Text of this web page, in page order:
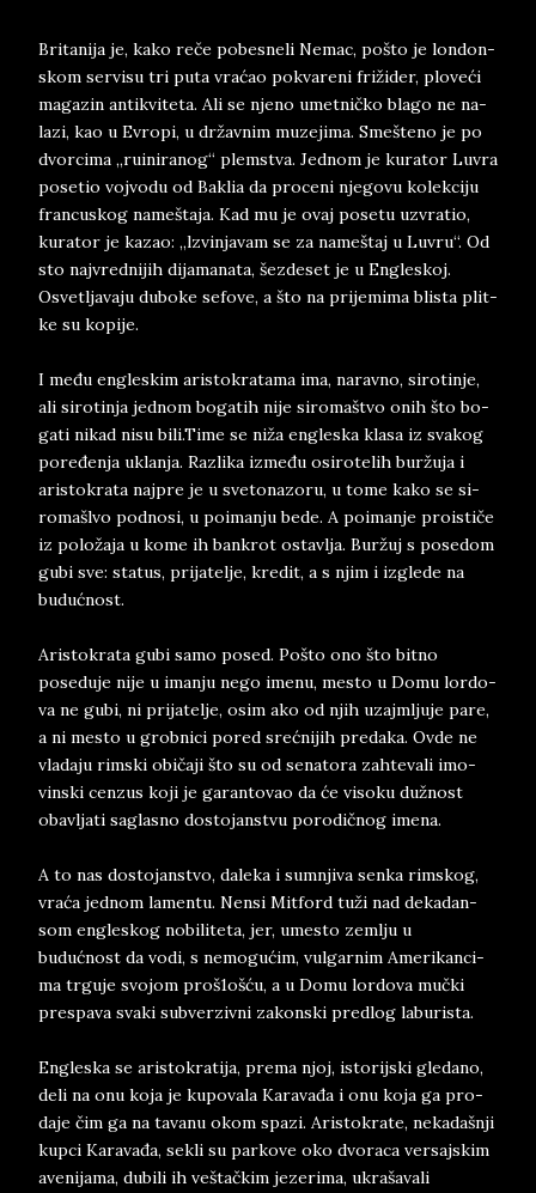
Bri­ta­ni­ja je, kako reče po­be­sne­li Ne­mac, pošto je lon­don­
skom ser­vi­su tri puta vraćao po­kva­re­ni frižider, plo­veći
ma­ga­zin an­ti­kvi­te­ta. Ali se nje­no umet­ničko bla­go ne na­
la­zi, kao u Evro­pi, u držav­nim mu­ze­ji­ma. Sme­šte­no ­je po
dvor­ci­ma „ru­i­ni­ra­nog“ plem­stva. Jed­no­m je ku­ra­tor Lu­vra
po­se­tio voj­vo­du od Ba­klia da pro­ce­ni nje­go­vu ko­lek­ci­ju
fran­cu­skog na­me­šta­ja. Kad mu ­je­ o­vaj po­se­tu uz­vra­tio,
ku­ra­tor ­je ­ka­zao: „lzvin­ja­vam se za na­me­š­taj u Lu­vru“. Od
sto naj­vred­ni­jih di­ja­ma­na­ta, še­zde­set je u En­gle­skoj.
Osve­tlja­va­ju dubo­ke­ se­fo­ve, a što­ na­ pri­je­mi­ma ­bli­sta plit­
ke ­su ko­pi­je.
I među en­gle­skim ari­sto­kra­ta­ma ima, na­rav­no, si­ro­tin­je,
ali sirotin­ja ­jed­nom ­bo­ga­tih ni­je­ si­ro­ma­štvo ­o­ni­h š­to ­bo­
ga­ti ni­kad nisu bili.Time se niža en­gle­ska kla­sa iz sva­kog
poređenja uklan­ja. Raz­li­ka između osi­ro­te­lih buržuja i
ari­sto­kra­ta naj­pre je u sve­to­na­zo­ru, u tome kako se si­
ro­ma­šl­vo pod­no­si, u po­i­man­ju bede. A po­i­man­je pro­is­tiče
iz položaja u kome ih ban­krot ostav­lja. Buržuj s po­se­dom
gubi sve: sta­tus, pri­ja­te­l­je, kre­dit, a s njim i iz­gle­de na
budućnost.
Ari­sto­kra­ta ­gu­bi samo po­sed. Po­što ono što bitno
poseduje nije u imanju nego imenu, me­sto­ u­ Do­mu ­l­or­do­
va ne gubi, ni prija­tel­je, osim ako od njih uzaj­mlju­je pare,
a ni me­sto u grob­ni­ci po­red srećni­jih pre­da­ka. Ovde ne
vla­da­ju rim­ski običaji što su od se­na­to­ra zah­te­va­li imo­
vin­ski cen­zus koji je ga­ran­to­vao da će vi­so­ku dužnost
obav­lja­ti sa­gla­sno do­sto­jan­stvu po­ro­dičnog ime­na.
A to nas do­sto­jan­stvo, da­le­ka i sum­nji­va sen­ka rim­skog,
vraća jed­nom la­men­tu. Nen­si Mit­ford tuži nad de­ka­dan­
som en­gle­skog no­bi­liteta, jer, ume­sto ze­ml­ju u
budućnost da vodi, s ne­mo­gućim, vul­gar­nim Ame­ri­kan­ci­
ma tr­gu­je svo­jom proš1ošću, a u Domu lor­do­va mučki
prespa­va sva­ki sub­ver­ziv­ni za­kon­ski pred­log la­bu­ri­sta.
En­gle­ska se ari­sto­kratija, pre­ma n­joj, isto­rij­ski­ gle­da­no,
deli na­ o­nu ko­ja ­je ­ku­po­va­la ­Ka­ra­vađa i onu koja ga pro­
da­je čim ga na ta­va­nu okom spa­zi. Ari­sto­kra­te, nekada­šnji
kup­ci Ka­ra­vađa, se­kli su par­ko­ve oko dvo­ra­ca ver­saj­skim
ave­ni­jama, du­bi­li ih veštački­m je­ze­ri­ma, ukra­š­a­va­li